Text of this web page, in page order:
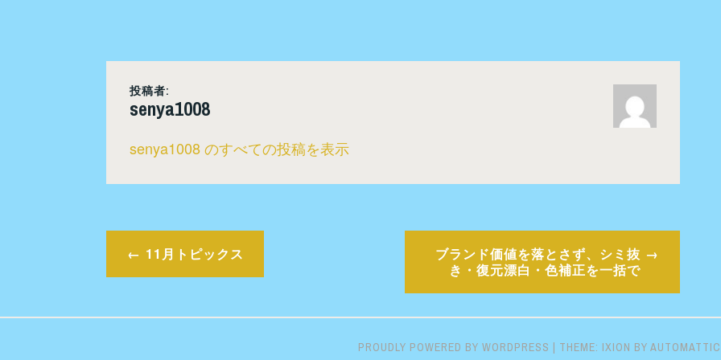
投稿者:
senya1008
senya1008 のすべての投稿を表示
投
稿
11月トピックス
ブランド価値を落とさず、シミ抜
き・復元漂白・色補正を一括で
PROUDLY POWERED BY WORDPRESS | THEME: IXION BY AUTOMATTIC